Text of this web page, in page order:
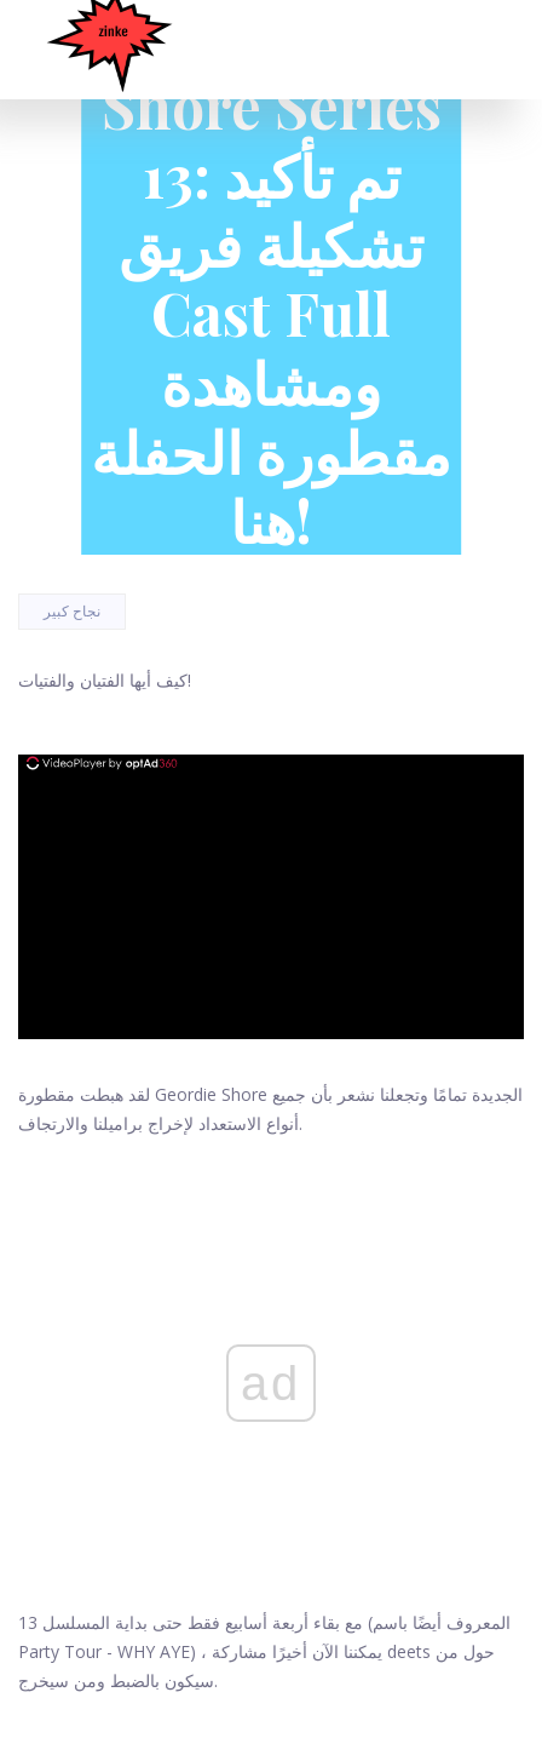
Geordie
Shore Series
13: تم تأكيد
تشكيلة فريق
Cast Full
ومشاهدة
مقطورة الحفلة
هنا!
نجاح كبير
كيف أيها الفتيان والفتيات!
لقد هبطت مقطورة Geordie Shore الجديدة تمامًا وتجعلنا نشعر بأن جميع
أنواع الاستعداد لإخراج براميلنا والارتجاف.
ad
مع بقاء أربعة أسابيع فقط حتى بداية المسلسل 13 (المعروف أيضًا باسم
Party Tour - WHY AYE) ، يمكننا الآن أخيرًا مشاركة deets حول من
سيكون بالضبط ومن سيخرج.